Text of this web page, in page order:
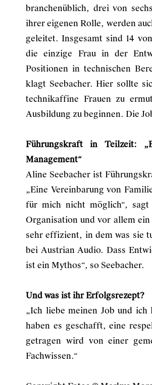
branchenüblich, drei von
ihrer eigenen Rolle, werden
geleitet. Insgesamt sind 14
die einzige Frau in der
Positionen in technischen
klagt Seebacher. Hier sollte
technikaffine Frauen zu
Ausbildung zu beginnen. Die
Führungskraft in Teilzeit:
Management“
Aline Seebacher ist
„Eine Vereinbarung von
für mich nicht möglich“, sagt
Organisation und vor allem
sehr effizient, in dem was sie
bei Austrian Audio. Dass
ist ein Mythos“, so Seebacher.
Und was ist ihr Erfolgsrezept?
„Ich liebe meinen Job und
haben es geschafft, eine
getragen wird von einer
Fachwissen.“